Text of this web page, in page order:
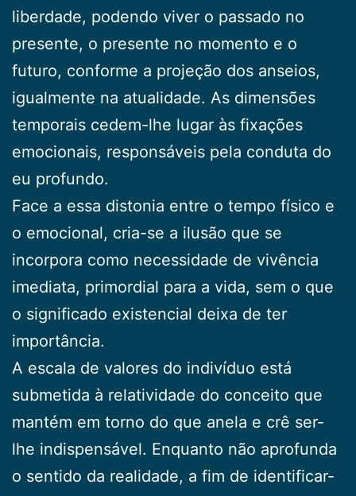
liberdade, po­dendo viver o passado no
presente, o presente no mo­mento e o
futuro, conforme a projeção dos anseios,
igualmente na atualidade. As dimensões
temporais ce­dem-lhe lugar às fixações
emocionais, responsáveis pela conduta do
eu profundo.
Face a essa distonia entre o tempo físico e
o emoci­onal, cria-se a ilusão que se
incorpora como necessida­de de vivência
imediata, primordial para a vida, sem o que
o significado existencial deixa de ter
importância.
A escala de valores do indivíduo está
submetida à relatividade do conceito que
mantém em torno do que anela e crê ser-
lhe indispensável. Enquanto não apro­funda
o sentido da realidade, a fim de identificar-